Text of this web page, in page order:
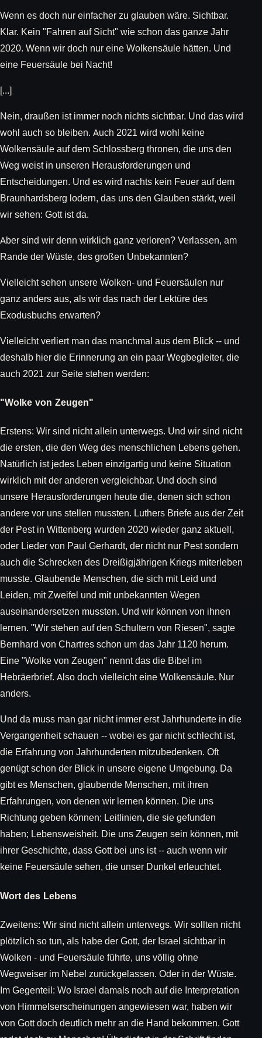
Wenn es doch nur einfacher zu glauben wäre. Sichtbar.
Klar. Kein "Fahren auf Sicht" wie schon das ganze Jahr
2020. Wenn wir doch nur eine Wolkensäule hätten. Und
eine Feuersäule bei Nacht!
[...]
Nein, draußen ist immer noch nichts sichtbar. Und das wird
wohl auch so bleiben. Auch 2021 wird wohl keine
Wolkensäule auf dem Schlossberg thronen, die uns den
Weg weist in unseren Herausforderungen und
Entscheidungen. Und es wird nachts kein Feuer auf dem
Braunhardsberg lodern, das uns den Glauben stärkt, weil
wir sehen: Gott ist da.
Aber sind wir denn wirklich ganz verloren? Verlassen, am
Rande der Wüste, des großen Unbekannten?
Vielleicht sehen unsere Wolken- und Feuersäulen nur
ganz anders aus, als wir das nach der Lektüre des
Exodusbuchs erwarten?
Vielleicht verliert man das manchmal aus dem Blick -- und
deshalb hier die Erinnerung an ein paar Wegbegleiter, die
auch 2021 zur Seite stehen werden:
"Wolke von Zeugen"
Erstens: Wir sind nicht allein unterwegs. Und wir sind nicht
die ersten, die den Weg des menschlichen Lebens gehen.
Natürlich ist jedes Leben einzigartig und keine Situation
wirklich mit der anderen vergleichbar. Und doch sind
unsere Herausforderungen heute die, denen sich schon
andere vor uns stellen mussten. Luthers Briefe aus der Zeit
der Pest in Wittenberg wurden 2020 wieder ganz aktuell,
oder Lieder von Paul Gerhardt, der nicht nur Pest sondern
auch die Schrecken des Dreißigjährigen Kriegs miterleben
musste. Glaubende Menschen, die sich mit Leid und
Leiden, mit Zweifel und mit unbekannten Wegen
auseinandersetzen mussten. Und wir können von ihnen
lernen. "Wir stehen auf den Schultern von Riesen", sagte
Bernhard von Chartres schon um das Jahr 1120 herum.
Eine "Wolke von Zeugen" nennt das die Bibel im
Hebräerbrief. Also doch vielleicht eine Wolkensäule. Nur
anders.
Und da muss man gar nicht immer erst Jahrhunderte in die
Vergangenheit schauen -- wobei es gar nicht schlecht ist,
die Erfahrung von Jahrhunderten mitzubedenken. Oft
genügt schon der Blick in unsere eigene Umgebung. Da
gibt es Menschen, glaubende Menschen, mit ihren
Erfahrungen, von denen wir lernen können. Die uns
Richtung geben können; Leitlinien, die sie gefunden
haben; Lebensweisheit. Die uns Zeugen sein können, mit
ihrer Geschichte, dass Gott bei uns ist -- auch wenn wir
keine Feuersäule sehen, die unser Dunkel erleuchtet.
Wort des Lebens
Zweitens: Wir sind nicht allein unterwegs. Wir sollten nicht
plötzlich so tun, als habe der Gott, der Israel sichtbar in
Wolken - und Feuersäule führte, uns völlig ohne
Wegweiser im Nebel zurückgelassen. Oder in der Wüste.
Im Gegenteil: Wo Israel damals noch auf die Interpretation
von Himmelserscheinungen angewiesen war, haben wir
von Gott doch deutlich mehr an die Hand bekommen. Gott